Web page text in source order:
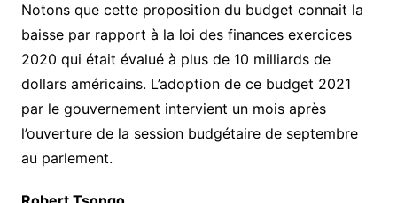
t
c
n
g
l
a
i
Notons que cette proposition du budget connait la
baisse par rapport à la loi des finances exercices
2020 qui était évalué à plus de 10 milliards de
dollars américains. L’adoption de ce budget 2021
par le gouvernement intervient un mois après
l’ouverture de la session budgétaire de septembre
au parlement.